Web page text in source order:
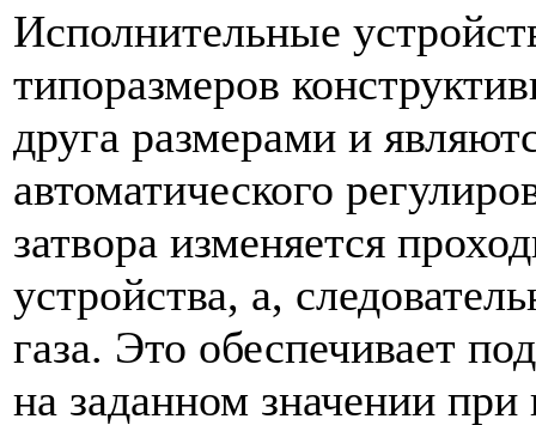
Исполнительные
типоразмеров
друга размерами и
автоматического
затвора изменяется
устройства, а,
газа. Это обеспечивает
на заданном значении при